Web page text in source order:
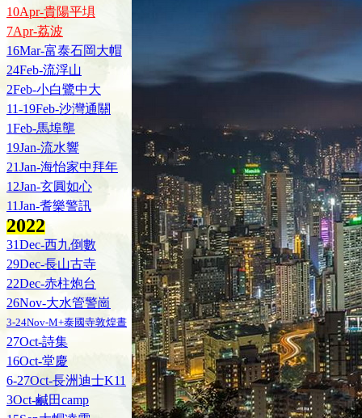
10Apr-貴陽平埧
7Apr-荔波
16Mar-富泰石岡大帽
24Feb-流浮山
2Feb-小白鷺中大
11-19Feb-沙灣通關
1Feb-馬埠壟
19Jan-流水響
21Jan-海怡家中拜年
12Jan-玄圓如心
11Jan-耆樂警訊
2022
31Dec-西九倒數
29Dec-長山古寺
22Dec-赤柱炮台
26Nov-大水管警崗
3-24Nov-M+泰國寺敦煌晝
27Oct-詩集
16Oct-堂慶
6-27Oct-長洲迪士K11
3Oct-鹹田camp